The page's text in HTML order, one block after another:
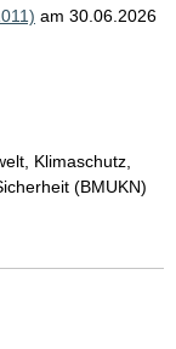
am 30.06.2026
Klimaschutz,
(BMUKN)